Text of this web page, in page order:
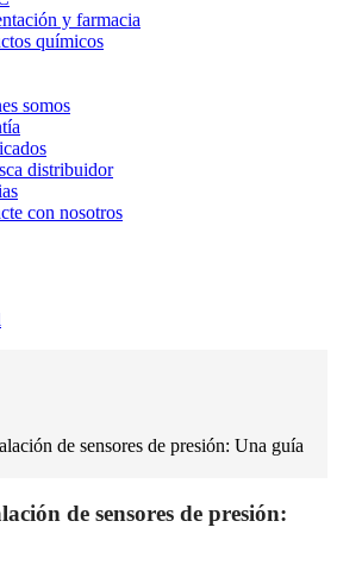
y farmacia
químicos
somos
distribuidor
con nosotros
de sensores de presión: Una guía
de sensores de presión: